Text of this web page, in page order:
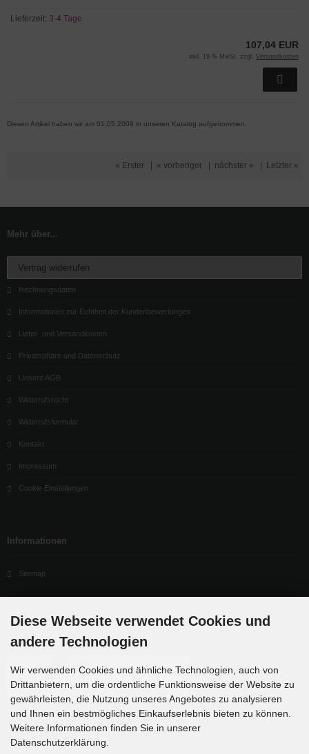
Lieferzeit: 3-4 Tage
107,04 EUR
inkl. 19 % MwSt. zzgl. Versandkosten
Diesen Artikel haben wir am 01.05.2009 in unseren Katalog aufgenommen.
« Erster « vorheriger nächster » Letzter »
Mehr über...
Vertrag widerrufen
Rechnungsdaten
Informationen zur Echtheit der Kundenbewertungen
Liefer- und Versandkosten
Privatsphäre und Datenschutz
Unsere AGB
Widerrufsrecht
Widerrufsformular
Kontakt
Impressum
Cookie Einstellungen
Informationen
Sitemap
Zahlungsmethoden
Newsletter-Anmeldung
Diese Webseite verwendet Cookies und
andere Technologien
Wir verwenden Cookies und ähnliche Technologien, auch von
Drittanbietern, um die ordentliche Funktionsweise der Website zu
gewährleisten, die Nutzung unseres Angebotes zu analysieren
und Ihnen ein bestmögliches Einkaufserlebnis bieten zu können.
Weitere Informationen finden Sie in unserer
Datenschutzerklärung.